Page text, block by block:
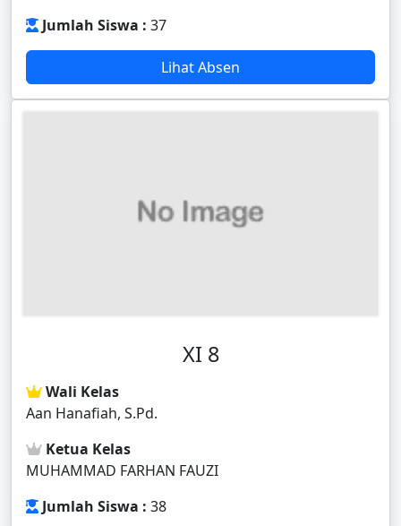
Jumlah Siswa : 37
Lihat Absen
XI 8
Wali Kelas
Aan Hanafiah, S.Pd.
Ketua Kelas
MUHAMMAD FARHAN FAUZI
Jumlah Siswa : 38